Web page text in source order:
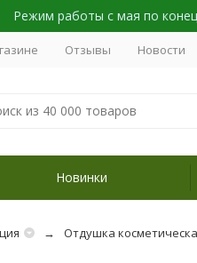
Режим работы с мая по
Отзывы Новости
Новинки
Отдушка